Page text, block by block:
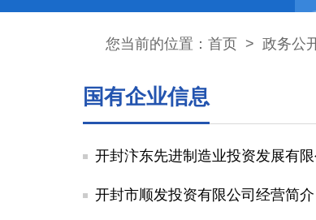
您当前的位置： 首页 > 政务公
国有企业信息
开封汴东先进制造业投资发展有
开封市顺发投资有限公司经营简介